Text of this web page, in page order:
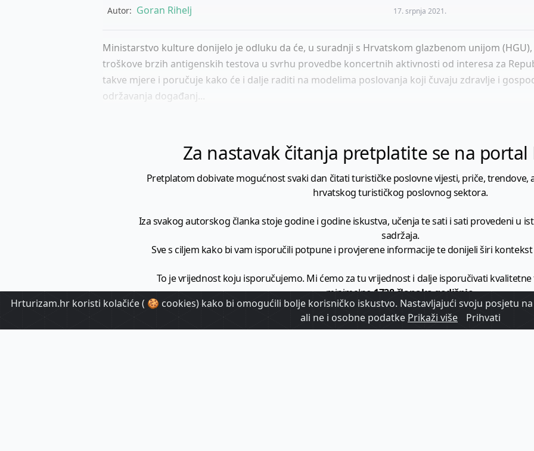
Autor: Goran Rihelj 17. srpnja 2021.
Ministarstvo kulture donijelo je odluku da će, u suradnji s Hrvatskom glazbenom unijom
troškove brzih antigenskih testova u svrhu provedbe koncertnih aktivnosti od interesa za
takve mjere i poručuje kako će i dalje raditi na modelima poslovanja koji čuvaju zdravlje i
održavanja događanj...
Za nastavak čitanja pretplatite se na
Pretplatom dobivate mogućnost svaki dan čitati turističke poslovne vijesti, priče, trendove,
hrvatskog turističkog poslovnog sektora.
Iza svakog autorskog članka stoje godine i godine iskustva, učenja te sati i sati provedeni u
sadržaja.
Sve s ciljem kako bi vam isporučili potpune i provjerene informacije te donijeli širi
To je vrijednost koju isporučujemo. Mi ćemo za tu vrijednost i dalje isporučivati
minimalno1728 članaka godišnje.
HrTurizam - vaš izvor informacija iz poslovnog svijeta hrvatskog
Hrturizam.hr koristi kolačiće ( 🍪 cookies) kako bi omogućili bolje korisničko iskustvo. Nastavljajući svoju posjetu
ali ne i osobne podatke Prikaži više Prihvati